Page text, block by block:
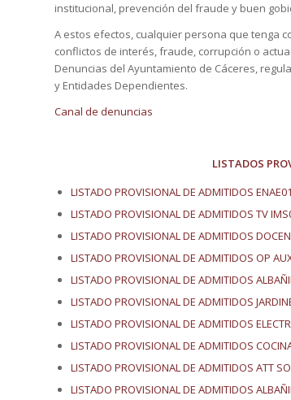
institucional, prevención del fraude y buen
A estos efectos, cualquier persona que tenga
conflictos de interés, fraude, corrupción o
Denuncias del Ayuntamiento de Cáceres,
y Entidades Dependientes.
Canal de denuncias
LISTADOS
LISTADO PROVISIONAL DE ADMITIDOS
LISTADO PROVISIONAL DE ADMITIDOS TV
LISTADO PROVISIONAL DE ADMITIDOS
LISTADO PROVISIONAL DE ADMITIDOS OP
LISTADO PROVISIONAL DE ADMITIDOS
LISTADO PROVISIONAL DE ADMITIDOS
LISTADO PROVISIONAL DE ADMITIDOS
LISTADO PROVISIONAL DE ADMITIDOS
LISTADO PROVISIONAL DE ADMITIDOS ATT
LISTADO PROVISIONAL DE ADMITIDOS